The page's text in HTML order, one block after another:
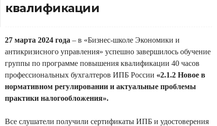
квалификации
27 марта 2024 года – в «Бизнес-школе Экономики и
антикризисного управления» успешно завершилось обучение
группы по программе повышения квалификации 40 часов
профессиональных бухгалтеров ИПБ России «2.1.2 Новое в
нормативном регулировании и актуальные проблемы
практики налогообложения».
Все слушатели получили сертификаты ИПБ и удостоверения